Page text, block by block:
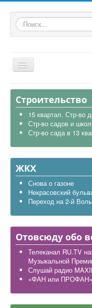
Искать...
Общая
В районе
Строительство
Транспорт
Экология
Политика
Офицеры России
Дела школьные
Карта района
Строительство
15 квартал. Стр-во
Стр-во садов и
Стр-во сада в 13
ЖКХ
Снова о газоне
Некрасовский
Переход на 2-й
Отовсюду обо
Телеканал RU.TV
Музыкальной
Слушай радио
«ФАН или ПРОФАН»